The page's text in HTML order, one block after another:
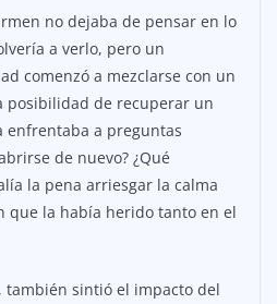
no dejaba de pensar en lo
a verlo, pero un
comenzó a mezclarse con un
posibilidad de recuperar un
enfrentaba a preguntas
de nuevo? ¿Qué
la pena arriesgar la calma
que la había herido tanto en el
sintió el impacto del